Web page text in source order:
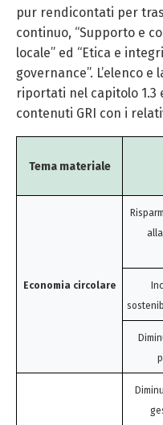
pur rendicontati per
continuo, “Supporto e
locale” ed “Etica e
governance”. L’elenco
riportati nel capitolo 1.3
contenuti GRI con i
Tema materiale
Economia circolare